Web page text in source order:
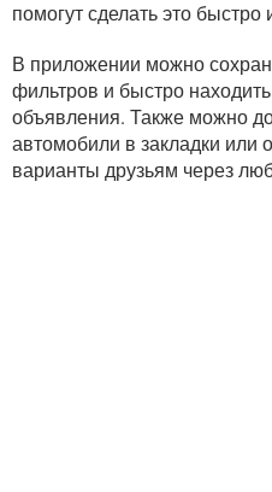
помогут сделать это быстро
В приложении можно
фильтров и быстро
объявления. Также можно
автомобили в закладки или
варианты друзьям через